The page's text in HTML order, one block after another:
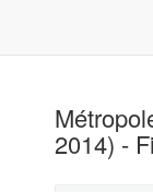
2014) -